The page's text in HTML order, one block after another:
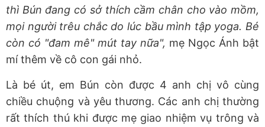
thì Bún đang có sở thích cầm chân cho vào mồm,
mọi người trêu chắc do lúc bầu mình tập yoga. Bé
còn có "đam mê" mút tay nữa", mẹ Ngọc Ánh bật
mí thêm về cô con gái nhỏ.
Là bé út, em Bún còn được 4 anh chị vô cùng
chiều chuộng và yêu thương. Các anh chị thường
rất thích thú khi được mẹ giao nhiệm vụ trông và